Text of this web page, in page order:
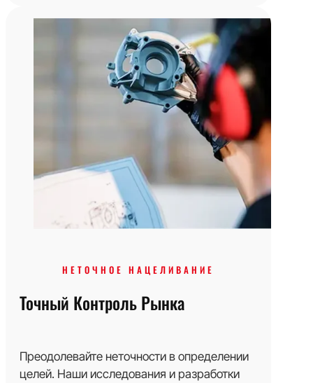
НЕТОЧНОЕ НАЦЕЛИВАНИЕ
Точный Контроль Рынка
Преодолевайте неточности в определении
целей. Наши исследования и разработки